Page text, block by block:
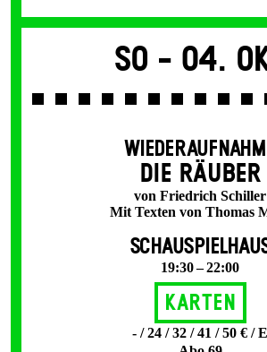
So - 04.
DIE RÄUBER
von Friedrich Schiller
Mit Texten von Thomas
19:30 – 22:00
Karten
- / 24 / 32 / 41 / 50 € / E